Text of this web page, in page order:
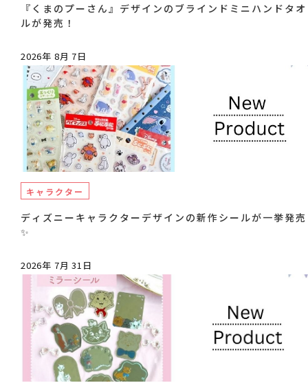
『くまのプーさん』デザインのブラインドミニハンドタオ
ルが発売！
2026年 8月 7日
キャラクター
ディズニーキャラクターデザインの新作シールが一挙発売
✨
2026年 7月 31日